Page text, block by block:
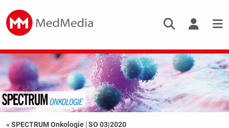
« SPECTRUM Onkologie |SO 03|2020